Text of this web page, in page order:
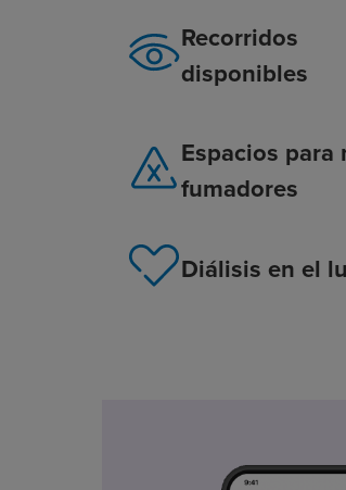
Recorridos
disponibles
Espacios para
fumadores
Diálisis en el